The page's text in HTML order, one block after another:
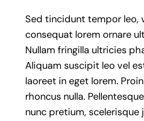
Sed tincidunt tempor leo,
consequat lorem ornare
Nullam fringilla ultricies
Aliquam suscipit leo vel
laoreet in eget lorem.
rhoncus nulla.
nunc pretium, scelerisque